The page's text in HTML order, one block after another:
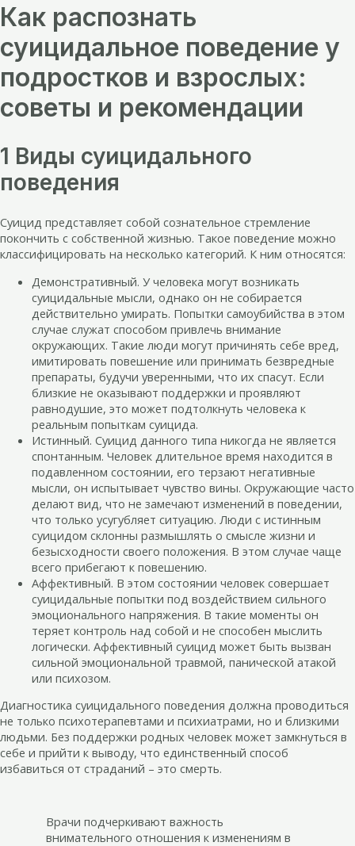
Как распознать
суицидальное поведение у
подростков и взрослых:
советы и рекомендации
1 Виды суицидального
поведения
Суицид представляет собой сознательное стремление
покончить с собственной жизнью. Такое поведение можно
классифицировать на несколько категорий. К ним относятся:
Демонстративный. У человека могут возникать
суицидальные мысли, однако он не собирается
действительно умирать. Попытки самоубийства в этом
случае служат способом привлечь внимание
окружающих. Такие люди могут причинять себе вред,
имитировать повешение или принимать безвредные
препараты, будучи уверенными, что их спасут. Если
близкие не оказывают поддержки и проявляют
равнодушие, это может подтолкнуть человека к
реальным попыткам суицида.
Истинный. Суицид данного типа никогда не является
спонтанным. Человек длительное время находится в
подавленном состоянии, его терзают негативные
мысли, он испытывает чувство вины. Окружающие часто
делают вид, что не замечают изменений в поведении,
что только усугубляет ситуацию. Люди с истинным
суицидом склонны размышлять о смысле жизни и
безысходности своего положения. В этом случае чаще
всего прибегают к повешению.
Аффективный. В этом состоянии человек совершает
суицидальные попытки под воздействием сильного
эмоционального напряжения. В такие моменты он
теряет контроль над собой и не способен мыслить
логически. Аффективный суицид может быть вызван
сильной эмоциональной травмой, панической атакой
или психозом.
Диагностика суицидального поведения должна проводиться
не только психотерапевтами и психиатрами, но и близкими
людьми. Без поддержки родных человек может замкнуться в
себе и прийти к выводу, что единственный способ
избавиться от страданий – это смерть.
Врачи подчеркивают важность
внимательного отношения к изменениям в